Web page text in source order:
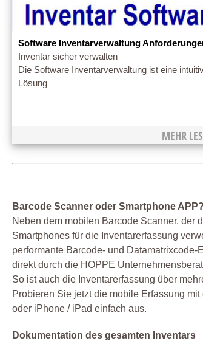
Software Inventarverwaltung
Inventar sicher verwalten
Die Software Inventarverwaltung ist eine
Lösung
MEHR
Barcode Scanner oder Smartphone APP?
Neben dem mobilen Barcode Scanner, der
Smartphones für die Inventarerfassung
performante Barcode- und
direkt durch die HOPPE
So ist auch die Inventarerfassung über
Probieren Sie jetzt die mobile Erfassung
oder iPhone / iPad einfach aus.
Dokumentation des gesamten Inventars